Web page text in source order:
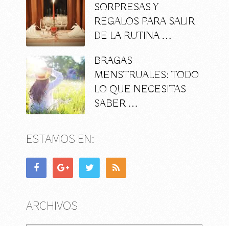
SORPRESAS Y
REGALOS PARA SALIR
DE LA RUTINA …
BRAGAS
MENSTRUALES: TODO
LO QUE NECESITAS
SABER …
ESTAMOS EN:
ARCHIVOS